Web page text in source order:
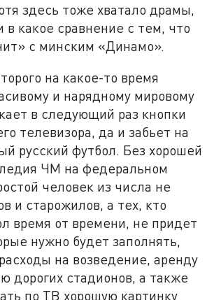
здесь тоже хватало драмы,
в какое сравнение с тем, что
с минским «Динамо».
на какое-то время
и нарядному мировому
в следующий раз кнопки
телевизора, да и забьет на
русский футбол. Без хорошей
ЧМ на федеральном
человек из числа не
и старожилов, а тех, кто
время от времени, не придет
нужно будет заполнять,
на возведение, аренду
дорогих стадионов, а также
по ТВ хорошую картинку